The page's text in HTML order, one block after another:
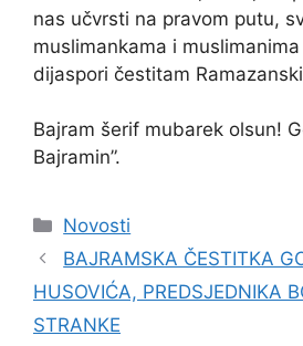
nas učvrsti na pravom putu,
muslimankama i
dijaspori čestitam
Bajram šerif mubarek olsun!
Bajramin”.
Kategorije
Novosti
BAJRAMSKA ČESTITKA
HUSOVIĆA, PREDSJEDNIKA
STRANKE